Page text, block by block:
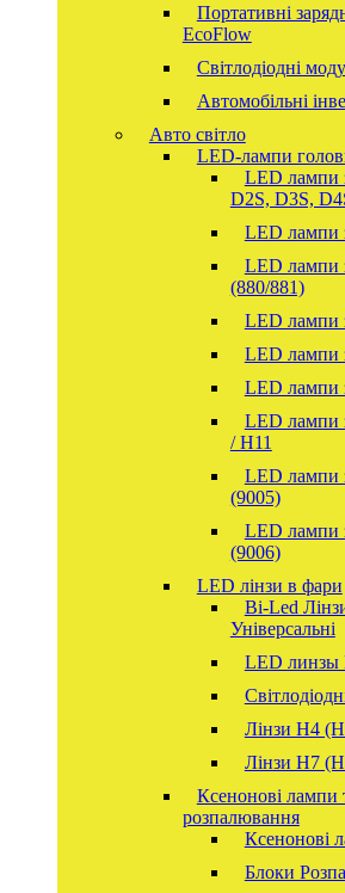
Портативні
EcoFlow
Світлодіодні
Автомобільні
Авто світло
LED-лампи
LED лампи
D2S, D3S,
LED лампи
LED лампи
(880/881)
LED лампи
LED лампи
LED лампи
LED лампи
/ H11
LED лампи
(9005)
LED лампи
(9006)
LED лінзи в фари
Bi-Led
Універсальні
LED линзы
Лінзи Н4
Лінзи Н7
Ксенонові лампи
розпалювання
Ксенонові
Блоки